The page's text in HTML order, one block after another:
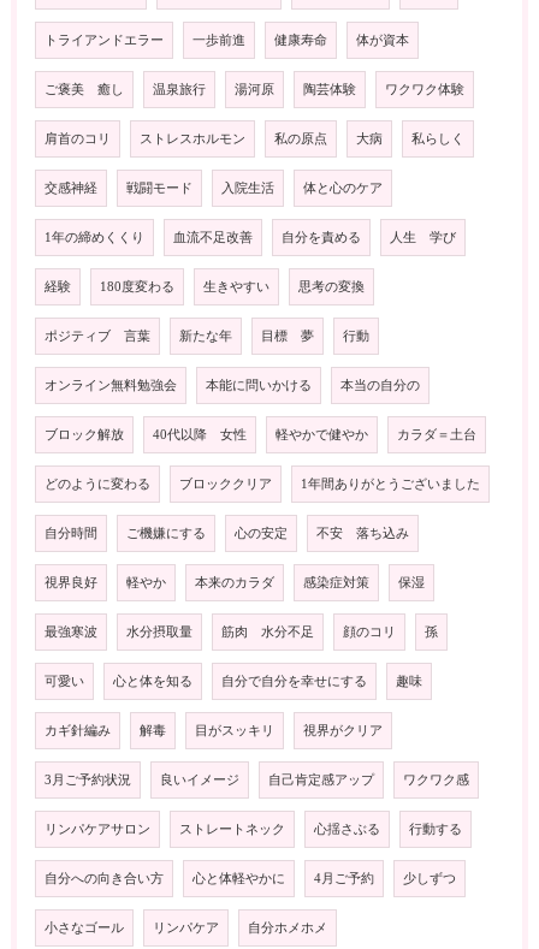
トライアンドエラー 一歩前進 健康寿命 体が資本
ご褒美 癒し 温泉旅行 湯河原 陶芸体験 ワクワク体験
肩首のコリ ストレスホルモン 私の原点 大病 私らしく
交感神経 戦闘モード 入院生活 体と心のケア
1年の締めくくり 血流不足改善 自分を責める 人生 学び
経験 180度変わる 生きやすい 思考の変換
ポジティブ 言葉 新たな年 目標 夢 行動
オンライン無料勉強会 本能に問いかける 本当の自分の
ブロック解放 40代以降 女性 軽やかで健やか カラダ＝土台
どのように変わる ブロッククリア 1年間ありがとうございました
自分時間 ご機嫌にする 心の安定 不安 落ち込み
視界良好 軽やか 本来のカラダ 感染症対策 保湿
最強寒波 水分摂取量 筋肉 水分不足 顔のコリ 孫
可愛い 心と体を知る 自分で自分を幸せにする 趣味
カギ針編み 解毒 目がスッキリ 視界がクリア
3月ご予約状況 良いイメージ 自己肯定感アップ ワクワク感
リンパケアサロン ストレートネック 心揺さぶる 行動する
自分への向き合い方 心と体軽やかに 4月ご予約 少しずつ
小さなゴール リンパケア 自分ホメホメ